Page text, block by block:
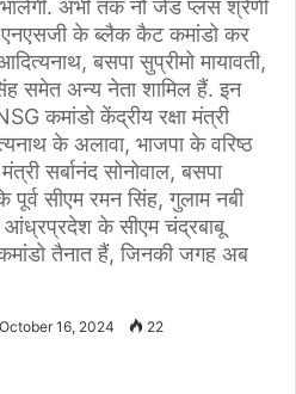
अभी तक नौ जेड प्लस श्रेणी
एनएसजी के ब्लैक कैट कमांडो कर
बसपा सुप्रीमो मायावती,
समेत अन्य नेता शामिल हैं. इन
कमांडो केंद्रीय रक्षा मंत्री
के अलावा, भाजपा के वरिष्ठ
सर्बानंद सोनोवाल, बसपा
पूर्व सीएम रमन सिंह, गुलाम नबी
के सीएम चंद्रबाबू
तैनात हैं, जिनकी जगह अब
October 16, 2024 22